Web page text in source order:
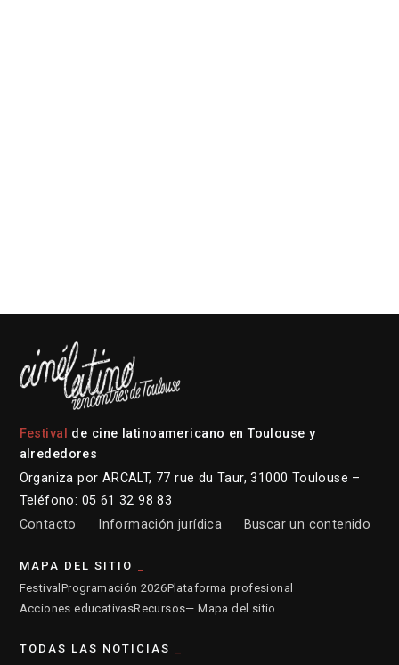
Festival
de cine latinoamericano en Toulouse y
alrededores
Organiza por ARCALT, 77 rue du Taur, 31000 Toulouse –
Teléfono: 05 61 32 98 83
Contacto
Información jurídica Buscar un contenido
MAPA DEL SITIO
Festival Programación 2026Plataforma profesional
Acciones educativasRecursos— Mapa del sitio
TODAS LAS NOTICIAS